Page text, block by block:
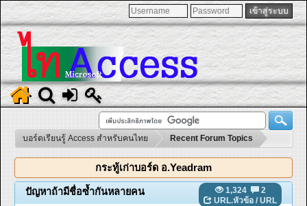
บอร์ดเรียนรู้ Access สำหรับคนไทย Recent Forum Topics
กระทู้เก่าบอร์ด อ.Yeadram
1,324
2
URL.หัวข้อ / URL
ปัญหาถ้ามีชื่อซ้ำกันหลายคน